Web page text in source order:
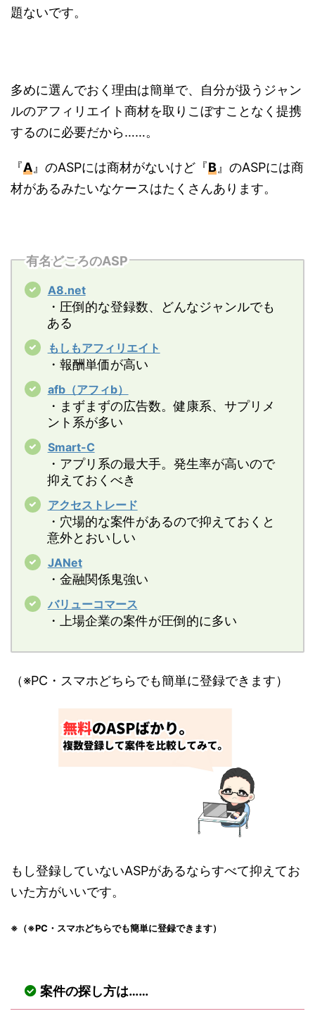
題ないです。
多めに選んでおく理由は簡単で、自分が扱うジャン
ルのアフィリエイト商材を取りこぼすことなく提携
するのに必要だから……。
『A 』のASPには商材がないけど『B 』のASPには商
材があるみたいなケースはたくさんあります。
有名どころのASP
A8.net
・圧倒的な登録数、どんなジャンルでも
ある
もしもアフィリエイト
・報酬単価が高い
afb（アフィb）
・まずまずの広告数。健康系、サプリメ
ント系が多い
Smart-C
・アプリ系の最大手。発生率が高いので
抑えておくべき
アクセストレード
・穴場的な案件があるので抑えておくと
意外とおいしい
JANet
・金融関係鬼強い
バリューコマース
・上場企業の案件が圧倒的に多い
（※PC・スマホどちらでも簡単に登録できます）
もし登録していないASPがあるならすべて抑えてお
いた方がいいです。
※（※PC・スマホどちらでも簡単に登録できます）
案件の探し方は……